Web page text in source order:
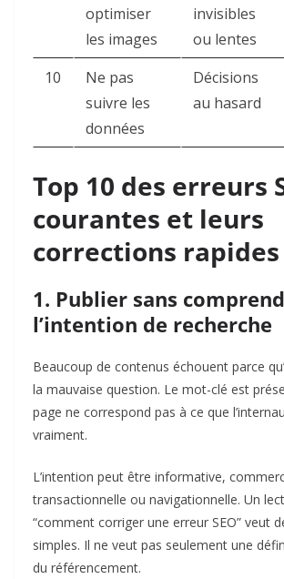
optimiser
les images
invisibles
ou lentes
10
Ne pas
suivre les
données
Décisions
au hasard
Top 10 des erreurs
courantes et leurs
corrections rapides
1. Publier sans
l’intention de recherche
Beaucoup de contenus échouent parce
la mauvaise question. Le mot-clé est
page ne correspond pas à ce que
vraiment.
L’intention peut être informative,
transactionnelle ou navigationnelle. Un
“comment corriger une erreur SEO” veut
simples. Il ne veut pas seulement une
du référencement.